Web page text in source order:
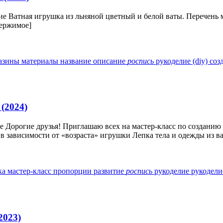
игрушка из льняной цветный и белой ваты. Перечень
материалы название описание роспись рукоделие (diy)
Дорогие друзья! Приглашаю всех на мастер-класс по
от «возраста» игрушки Лепка тела и одежды из
мастер-класс пропорции развитие роспись рукоделие